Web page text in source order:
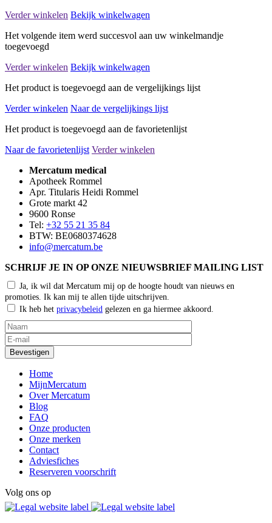
Verder winkelen Bekijk winkelwagen
Het volgende item werd succesvol aan uw winkelmandje
toegevoegd
Verder winkelen Bekijk winkelwagen
Het product is toegevoegd aan de vergelijkings lijst
Verder winkelen Naar de vergelijkings lijst
Het product is toegevoegd aan de favorietenlijst
Naar de favorietenlijst Verder winkelen
Mercatum medical
Apotheek Rommel
Apr. Titularis Heidi Rommel
Grote markt 42
9600 Ronse
Tel: +32 55 21 35 84
BTW: BE0680374628
info@mercatum.be
SCHRIJF JE IN OP ONZE NIEUWSBRIEF MAILING LIST
Ja, ik wil dat Mercatum mij op de hoogte houdt van nieuws en
promoties. Ik kan mij te allen tijde uitschrijven.
Ik heb het privacybeleid gelezen en ga hiermee akkoord.
Home
MijnMercatum
Over Mercatum
Blog
FAQ
Onze producten
Onze merken
Contact
Adviesfiches
Reserveren voorschrift
Volg ons op